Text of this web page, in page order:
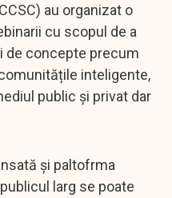
au organizat o
cu scopul de a
de concepte precum
inteligente,
public și privat dar
și paltofrma
larg se poate